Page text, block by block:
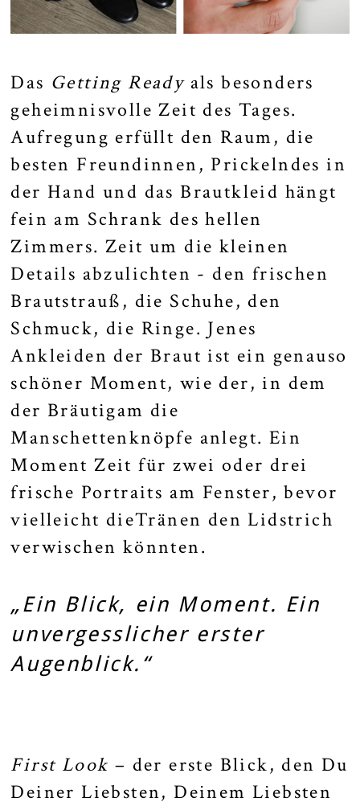
Das Getting Readyals besonders
geheimnisvolle Zeit des Tages.
Aufregung erfüllt den Raum, die
besten Freundinnen, Prickelndes in
der Hand und das Brautkleid hängt
fein am Schrank des hellen
Zimmers. Zeit um die kleinen
Details abzulichten - den frischen
Brautstrauß, die Schuhe, den
Schmuck, die Ringe. Jenes
Ankleiden der Braut ist ein genauso
schöner Moment, wie der, in dem
der Bräutigam die
Manschettenknöpfe anlegt. Ein
Moment Zeit für zwei oder drei
frische Portraits am Fenster, bevor
vielleicht dieTränen den Lidstrich
verwischen könnten.
„Ein Blick, ein Moment. Ein
unvergesslicher erster
Augenblick.“
First Look – der erste Blick, den Du
Deiner Liebsten, Deinem Liebsten